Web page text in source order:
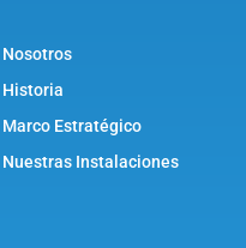
Nosotros
Historia
Marco Estratégico
Nuestras Instalaciones